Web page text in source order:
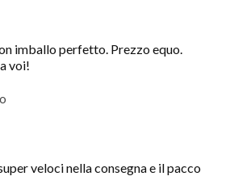
imballo perfetto. Prezzo equo.
voi!
veloci nella consegna e il pacco